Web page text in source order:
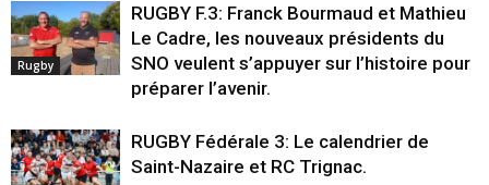
Rugby
RUGBY F.3: Franck Bourmaud et Mathieu
Le Cadre, les nouveaux présidents du
SNO veulent s’appuyer sur l’histoire pour
préparer l’avenir.
RUGBY Fédérale 3: Le calendrier de
Saint-Nazaire et RC Trignac.